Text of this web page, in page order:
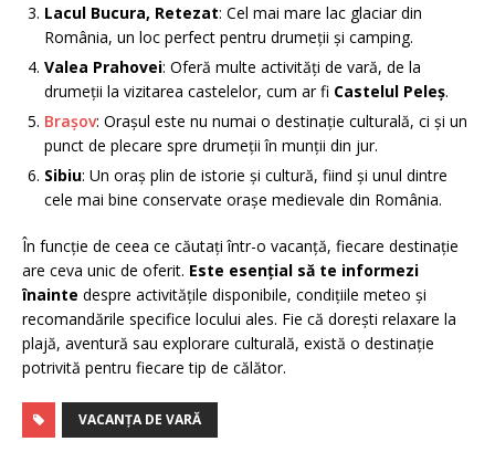
Lacul Bucura, Retezat: Cel mai mare lac glaciar din
România, un loc perfect pentru drumeții și camping.
Valea Prahovei: Oferă multe activități de vară, de la
drumeții la vizitarea castelelor, cum ar fi Castelul Peleș.
Brașov: Orașul este nu numai o destinație culturală, ci și un
punct de plecare spre drumeții în munții din jur.
Sibiu: Un oraș plin de istorie și cultură, fiind și unul dintre
cele mai bine conservate orașe medievale din România.
În funcție de ceea ce căutați într-o vacanță, fiecare destinație
are ceva unic de oferit. Este esențial să te informezi
înainte despre activitățile disponibile, condițiile meteo și
recomandările specifice locului ales. Fie că dorești relaxare la
plajă, aventură sau explorare culturală, există o destinație
potrivită pentru fiecare tip de călător.
VACANȚA DE VARĂ